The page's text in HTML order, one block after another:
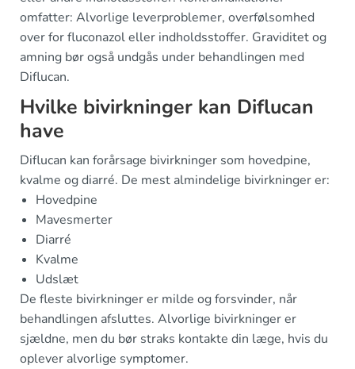
omfatter: Alvorlige leverproblemer, overfølsomhed
over for fluconazol eller indholdsstoffer. Graviditet og
amning bør også undgås under behandlingen med
Diflucan.
Hvilke bivirkninger kan Diflucan
have
Diflucan kan forårsage bivirkninger som hovedpine,
kvalme og diarré. De mest almindelige bivirkninger er:
Hovedpine
Mavesmerter
Diarré
Kvalme
Udslæt
De fleste bivirkninger er milde og forsvinder, når
behandlingen afsluttes. Alvorlige bivirkninger er
sjældne, men du bør straks kontakte din læge, hvis du
oplever alvorlige symptomer.